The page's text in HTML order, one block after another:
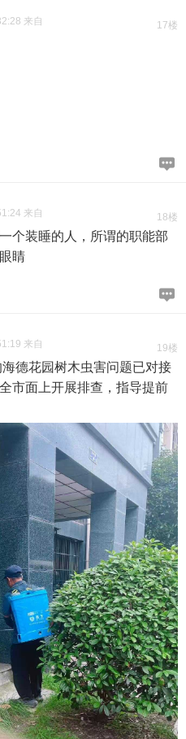
17楼
来自
18楼
来自
个装睡的人，所谓的职能部
睛
19楼
来自
德花园树木虫害问题已对接
市面上开展排查，指导提前